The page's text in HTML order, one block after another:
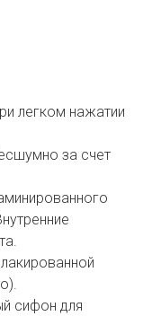
легком нажатии
за счет
сифон для